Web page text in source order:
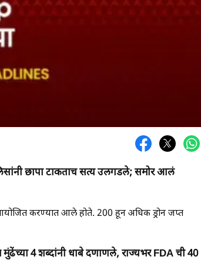
छापा टाकताच सत्य उलगडले; समोर आलं
करण्यात आले होते. 200 हून अधिक ड्रोन जप्त
4 शब्दांनी धाबे दणाणले, राज्यभर FDA ची 40